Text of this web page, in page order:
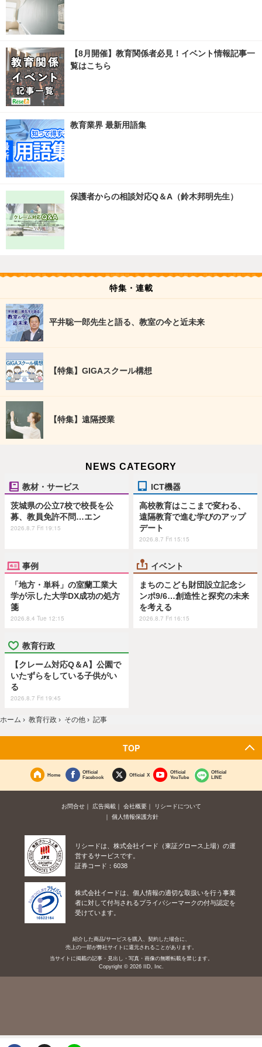
【8月開催】教育関係者必見！イベント情報記事一
覧はこちら
教育業界 最新用語集
保護者からの相談対応Q＆A（鈴木邦明先生）
特集・連載
平井聡一郎先生と語る、教室の今と近未来
【特集】GIGAスクール構想
【特集】遠隔授業
NEWS CATEGORY
教材・サービス
茨城県の公立7校で校長を公
募、教員免許不問…エン
2026.8.7 Fri 19:15
ICT機器
高校教育はここまで変わる、
遠隔教育で進む学びのアップ
デート
2026.8.7 Fri 15:15
事例
「地方・単科」の室蘭工業大
学が示した大学DX成功の処方
箋
2026.8.4 Tue 12:15
イベント
まちのこども財団設立記念シ
ンポ9/6…創造性と探究の未来
を考える
2026.8.7 Fri 16:15
教育行政
【クレーム対応Q＆A】公園で
いたずらをしている子供がい
る
2026.8.7 Fri 19:45
ホーム › 教育行政 › その他 › 記事
TOP
Home
Official
Facebook
Official X
Official
YouTube
Official
LINE
お問合せ 広告掲載 会社概要
リシードについて
個人情報保護方針
リシードは、株式会社イード（東証グロース上場）の運
営するサービスです。
証券コード：6038
株式会社イードは、個人情報の適切な取扱いを行う事業
者に対して付与されるプライバシーマークの付与認定を
受けています。
紹介した商品/サービスを購入、契約した場合に、
売上の一部が弊社サイトに還元されることがあります。
当サイトに掲載の記事・見出し・写真・画像の無断転載を禁じます。
Copyright © 2026 IID, Inc.